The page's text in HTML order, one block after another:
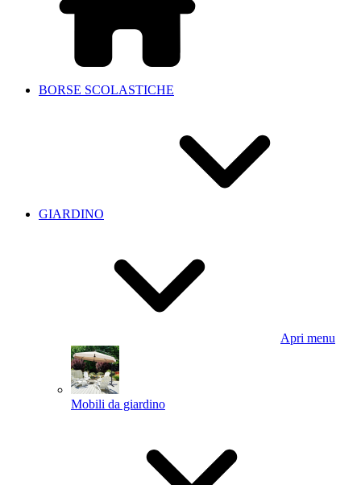
BORSE SCOLASTICHE
GIARDINO
Apri menu
Mobili da giardino